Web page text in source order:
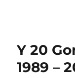
Y 20
1989 –